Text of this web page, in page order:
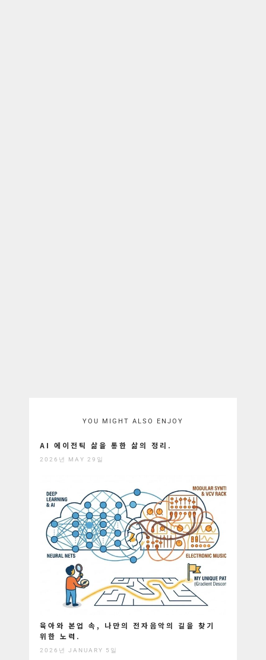
YOU MIGHT ALSO ENJOY
AI 에이전틱 삶을 통한 삶의 정리.
2026년 MAY 29일
육아와 본업 속, 나만의 전자음악의 길을 찾기
위한 노력.
2026년 JANUARY 5일